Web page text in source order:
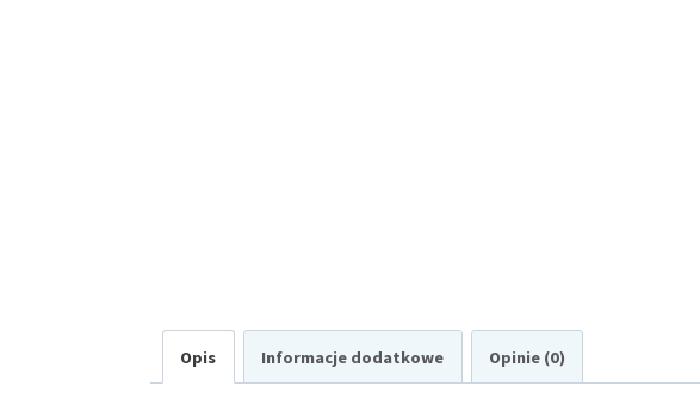
Opis Informacje dodatkowe Opinie (0)